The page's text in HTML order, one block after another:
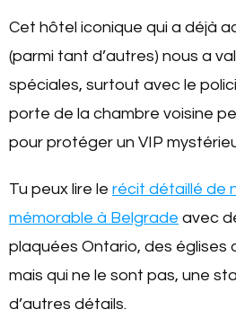
Cet hôtel iconique qui a déjà
(parmi tant d’autres) nous a
spéciales, surtout avec le
porte de la chambre voisine
pour protéger un VIP
Tu peux lire le récit détaillé de
mémorable à Belgrade avec
plaquées Ontario, des églises
mais qui ne le sont pas, une
d’autres détails.